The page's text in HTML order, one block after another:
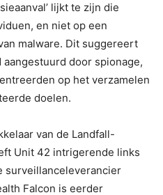
lijkt te zijn die
en niet op een
malware. Dit suggereert
door spionage,
op het verzamelen
doelen.
van de Landfall-
Unit 42 intrigerende links
surveillanceleverancier
Falcon is eerder